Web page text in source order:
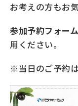
お考えの方もお
参加予約フォーム
用ください。
※当日のご予約